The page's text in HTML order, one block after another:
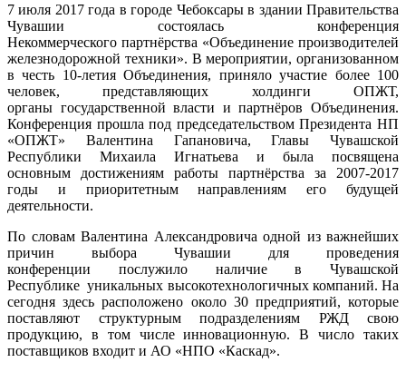
7 июля 2017 года в городе Чебоксары в здании Правительства
Чувашии состоялась конференция
Некоммерческого партнёрства «Объединение производителей
железнодорожной техники». В мероприятии, организованном
в честь 10-летия Объединения, приняло участие более 100
человек, представляющих холдинги ОПЖТ,
органы государственной власти и партнёров Объединения.
Конференция прошла под председательством Президента НП
«ОПЖТ» Валентина Гапановича, Главы Чувашской
Республики Михаила Игнатьева и была посвящена
основным достижениям работы партнёрства за 2007-2017
годы и приоритетным направлениям его будущей
деятельности.
По словам Валентина Александровича одной из важнейших
причин выбора Чувашии для проведения
конференции послужило наличие в Чувашской
Республике уникальных высокотехнологичных компаний. На
сегодня здесь расположено около 30 предприятий, которые
поставляют структурным подразделениям РЖД свою
продукцию, в том числе инновационную. В число таких
поставщиков входит и АО «НПО «Каскад».